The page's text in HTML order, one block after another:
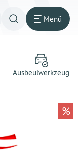
Menü
Ausbeulwerkzeug
%